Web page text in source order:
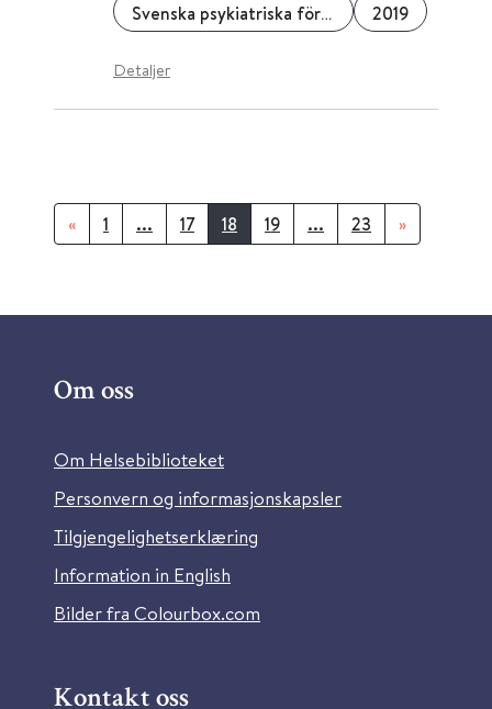
Svenska psykiatriska föreningen 2019
Detaljer
« 1 ... 17 18 19 ... 23 »
Om oss
Om Helsebiblioteket
Personvern og informasjonskapsler
Tilgjengelighetserklæring
Information in English
Bilder fra Colourbox.com
Kontakt oss